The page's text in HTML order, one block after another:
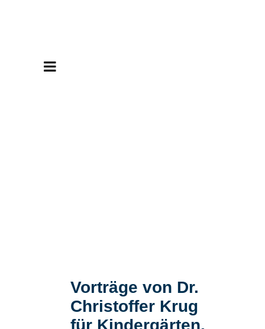
Vorträge von Dr.
Christoffer Krug
für Kindergärten,